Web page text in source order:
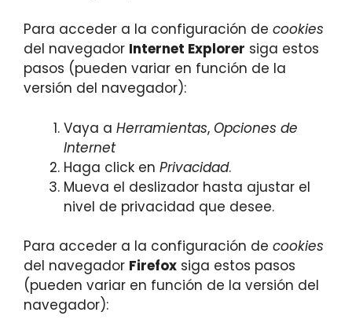
Para acceder a la configuración de cookies
del navegador Internet Explorer siga estos
pasos (pueden variar en función de la
versión del navegador):
Vaya a Herramientas, Opciones de
Internet
Haga click en Privacidad.
Mueva el deslizador hasta ajustar el
nivel de privacidad que desee.
Para acceder a la configuración de cookies
del navegador Firefox siga estos pasos
(pueden variar en función de la versión del
navegador):